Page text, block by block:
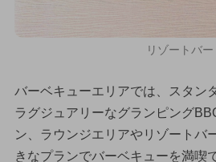
リゾートバー
バーベキューエリアでは、スタン
ラグジュアリーなグランピング
ン、ラウンジエリアやリゾートバ
きなプランでバーベキューを満喫